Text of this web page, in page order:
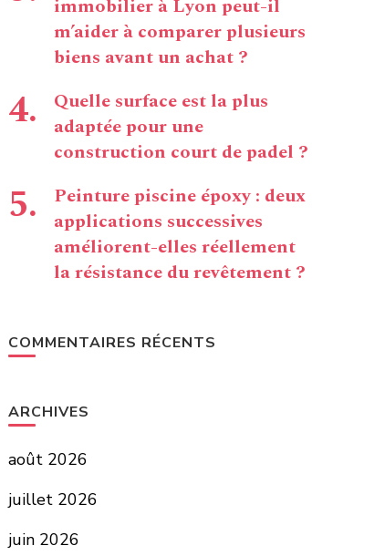
immobilier à Lyon peut-il
m’aider à comparer plusieurs
biens avant un achat ?
Quelle surface est la plus
adaptée pour une
construction court de padel ?
Peinture piscine époxy : deux
applications successives
améliorent-elles réellement
la résistance du revêtement ?
COMMENTAIRES RÉCENTS
ARCHIVES
août 2026
juillet 2026
juin 2026